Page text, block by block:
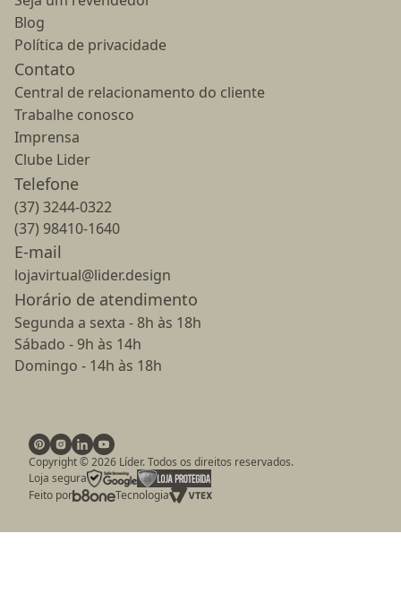
Blog
Política de privacidade
Contato
Central de relacionamento do cliente
Trabalhe conosco
Imprensa
Clube Lider
Telefone
(37) 3244-0322
(37) 98410-1640
E-mail
lojavirtual@lider.design
Horário de atendimento
Segunda a sexta - 8h às 18h
Sábado - 9h às 14h
Domingo - 14h às 18h
Copyright ©2026 Líder. Todos os direitos reservados.
Loja segura
Feito por
Tecnologia